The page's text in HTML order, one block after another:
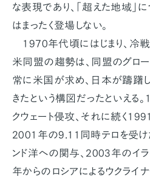
な表現であり、「超えた地域」
はまったく登場しない。
1970年代頃にはじまり、冷戦
米同盟の趨勢は、同盟のグロ
常に米国が求め、日本が躊躇
きたという構図だったといえる
クウェート侵攻、それに続く
2001年の9.11同時テロを受け
ンド洋への関与、2003年のイ
年からのロシアによるウクライ